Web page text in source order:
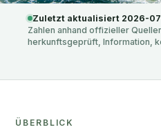
Zuletzt aktualisiert 2026-
Zahlen anhand offizieller
herkunftsgeprüft, Information,
ÜBERBLICK